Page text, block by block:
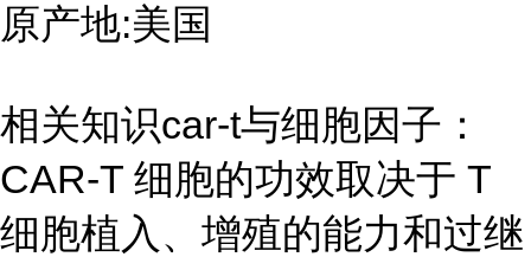
原产地:美国
相关知识car-t与细胞因子：
CAR-T 细胞的功效取决于 T
细胞植入、增殖的能力和过继